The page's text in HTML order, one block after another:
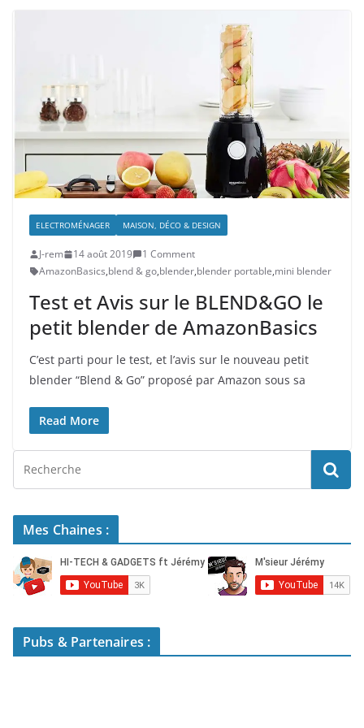
ELECTROMÉNAGER MAISON, DÉCO & DESIGN
J-rem 14 août 2019
1 Comment
AmazonBasics,blend & go,blender,blender portable,mini blender
Test et Avis sur le BLEND&GO le
petit blender de AmazonBasics
C’est parti pour le test, et l’avis sur le nouveau petit
blender “Blend & Go” proposé par Amazon sous sa
Read More
Mes Chaines :
Pubs & Partenaires :